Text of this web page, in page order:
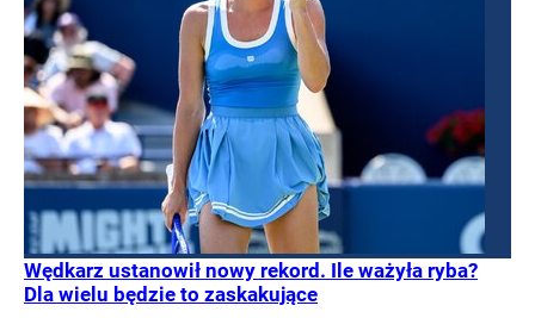
Wędkarz ustanowił nowy rekord. Ile ważyła ryba?
Dla wielu będzie to zaskakujące